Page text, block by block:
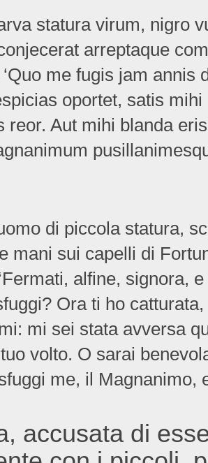
statura virum, nigro
arreptaque
me fugis jam
oportet, satis
reor. Aut mihi blanda
di piccola statura,
mani sui capelli di
alfine, signora,
Ora ti ho
mi sei stata avversa
volto. O sarai
me, il Magnanimo,
accusata di